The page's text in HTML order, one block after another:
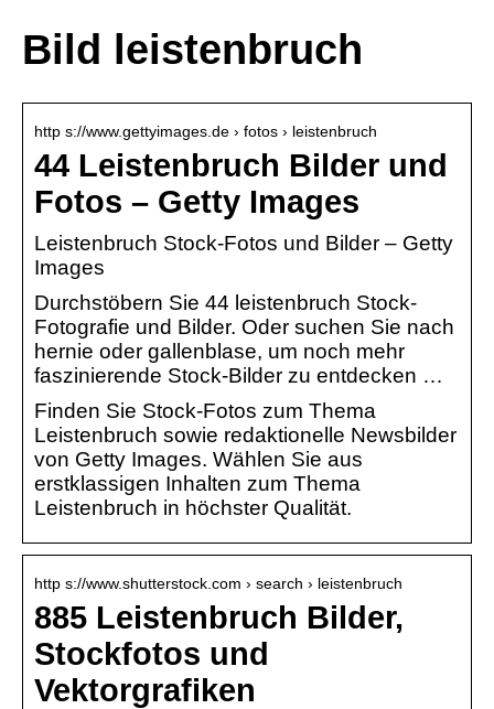
Bild leistenbruch
http s://www.gettyimages.de › fotos › leistenbruch
44 Leistenbruch Bilder und
Fotos – Getty Images
Leistenbruch Stock-Fotos und Bilder – Getty
Images
Durchstöbern Sie 44 leistenbruch Stock-
Fotografie und Bilder. Oder suchen Sie nach
hernie oder gallenblase, um noch mehr
faszinierende Stock-Bilder zu entdecken …
Finden Sie Stock-Fotos zum Thema
Leistenbruch sowie redaktionelle Newsbilder
von Getty Images. Wählen Sie aus
erstklassigen Inhalten zum Thema
Leistenbruch in höchster Qualität.
http s://www.shutterstock.com › search › leistenbruch
885 Leistenbruch Bilder,
Stockfotos und
Vektorgrafiken